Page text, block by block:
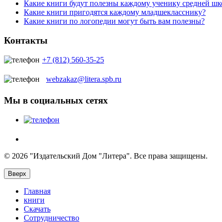
Какие книги будут полезны каждому ученику средней
Какие книги пригодятся каждому младшекласснику?
Какие книги по логопедии могут быть вам полезны?
Контакты
+7 (812) 560-35-25
webzakaz@litera.spb.ru
Мы в социальных сетях
© 2026 "Издательский Дом "Литера". Все права защищены.
Вверх
Главная
книги
Скачать
Сотрудничество